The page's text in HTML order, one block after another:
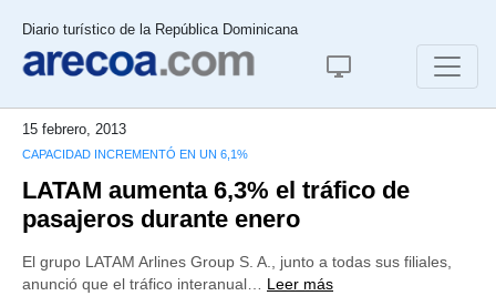
Diario turístico de la República Dominicana
15 febrero, 2013
CAPACIDAD INCREMENTÓ EN UN 6,1%
LATAM aumenta 6,3% el tráfico de
pasajeros durante enero
El grupo LATAM Arlines Group S. A., junto a todas sus filiales,
anunció que el tráfico interanual… Leer más